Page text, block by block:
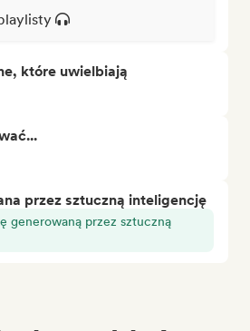
które uwielbiają
przez sztuczną inteligencję
generowaną przez sztuczną